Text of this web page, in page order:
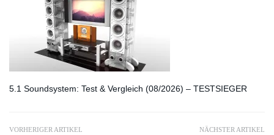
5.1 Soundsystem: Test & Vergleich (08/2026) – TESTSIEGER
VORHERIGER ARTIKEL NÄCHSTER ARTIKEL